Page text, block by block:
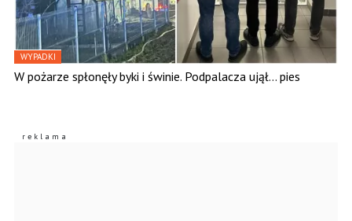
WYPADKI
W pożarze spłonęły byki i świnie. Podpalacza ujął... pies